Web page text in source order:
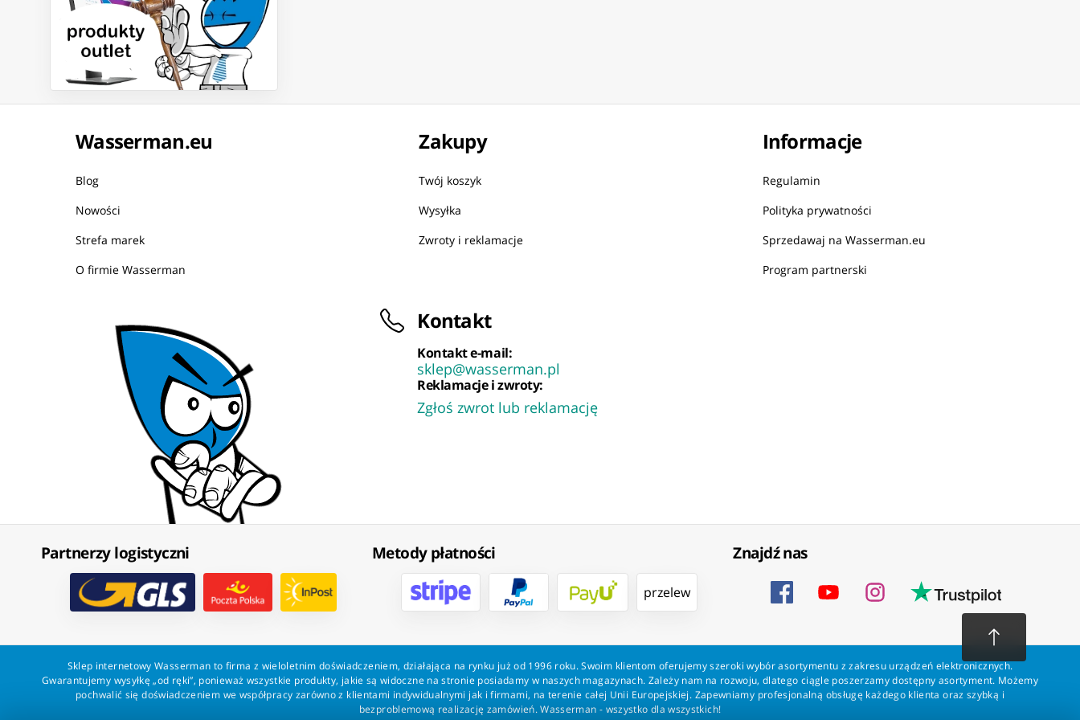
Wasserman.eu
Blog
Nowości
Strefa marek
O firmie Wasserman
Zakupy
Twój koszyk
Wysyłka
Zwroty i reklamacje
Informacje
Regulamin
Polityka prywatności
Sprzedawaj na Wasserman.eu
Program partnerski
Kontakt
Kontakt e-mail:
sklep@wasserman.pl
Reklamacje i zwroty:
Zgłoś zwrot lub reklamację
Partnerzy logistyczni Metody płatności
przelew
Znajdź nas
Sklep internetowy Wasserman to firma z wieloletnim doświadczeniem, działająca na rynku już od 1996 roku. Swoim klientom oferujemy szeroki wybór asortymentu z zakresu urządzeń elektronicznych.
Gwarantujemy wysyłkę „od ręki”, ponieważ wszystkie produkty, jakie są widoczne na stronie posiadamy w naszych magazynach. Zależy nam na rozwoju, dlatego ciągle poszerzamy dostępny asortyment. Możemy
pochwalić się doświadczeniem we współpracy zarówno z klientami indywidualnymi jak i firmami, na terenie całej Unii Europejskiej. Zapewniamy profesjonalną obsługę każdego klienta oraz szybką i
bezproblemową realizację zamówień. Wasserman - wszystko dla wszystkich!